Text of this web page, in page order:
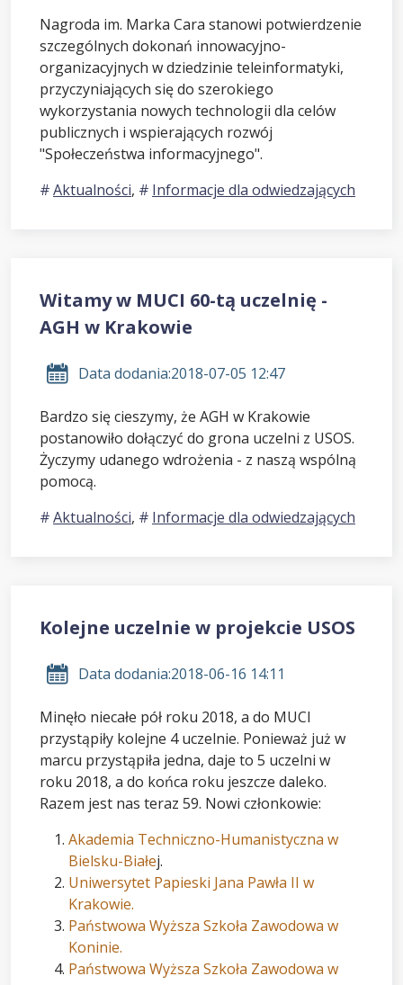
Nagroda im. Marka Cara stanowi potwierdzenie
szczególnych dokonań innowacyjno-
organizacyjnych w dziedzinie teleinformatyki,
przyczyniających się do szerokiego
wykorzystania nowych technologii dla celów
publicznych i wspierających rozwój
"Społeczeństwa informacyjnego".
Aktualności, Informacje dla odwiedzających
Witamy w MUCI 60-tą uczelnię -
AGH w Krakowie
Data dodania:2018-07-05 12:47
Bardzo się cieszymy, że AGH w Krakowie
postanowiło dołączyć do grona uczelni z USOS.
Życzymy udanego wdrożenia - z naszą wspólną
pomocą.
Aktualności, Informacje dla odwiedzających
Kolejne uczelnie w projekcie USOS
Data dodania:2018-06-16 14:11
Minęło niecałe pół roku 2018, a do MUCI
przystąpiły kolejne 4 uczelnie. Ponieważ już w
marcu przystąpiła jedna, daje to 5 uczelni w
roku 2018, a do końca roku jeszcze daleko.
Razem jest nas teraz 59. Nowi członkowie:
Akademia Techniczno-Humanistyczna w
Bielsku-Białej.
Uniwersytet Papieski Jana Pawła II w
Krakowie.
Państwowa Wyższa Szkoła Zawodowa w
Koninie.
Państwowa Wyższa Szkoła Zawodowa w